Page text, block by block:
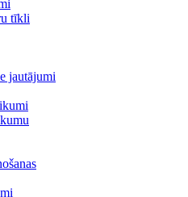
tīkli
jautājumi